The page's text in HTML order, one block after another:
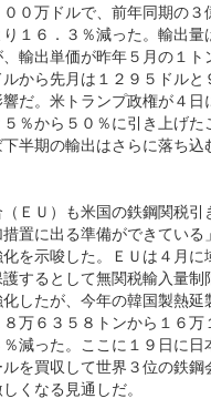
００万ドルで、前年同期の３
１６．３％減った。輸出量
輸出単価が昨年５月の１ト
ルから先月は１２９５ドルと
だ。米トランプ政権が４日
％から５０％に引き上げた
半期の輸出はさらに落ち込
ＥＵ）も米国の鉄鋼関税引
措置に出る準備ができている
を示唆した。ＥＵは４月に
するとして無関税輸入量制
化したが、今年の韓国製熱延
万６３５８トンから１６万
減った。ここに１９日に日
ルを買収して世界３位の鉄鋼
くなる見通しだ。